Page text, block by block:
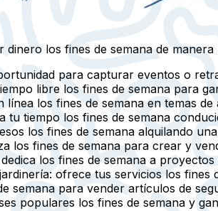
dinero los fines de semana de
para capturar eventos o
libre los fines de semana para
línea los fines de semana en temas
tu tiempo los fines de semana
los fines de semana alquilando
los fines de semana para crear y
dedica los fines de semana a
: ofrece tus servicios los fines
semana para vender artículos de
populares los fines de semana y